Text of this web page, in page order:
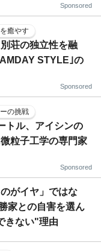
Sponsored
癒やす
荘の独立性を融
STYLE｣の
Sponsored
の挑戦
トル、アイシンの
粒子工学の専門家
Sponsored
がイヤ」ではな
家との自害を選ん
きない"理由